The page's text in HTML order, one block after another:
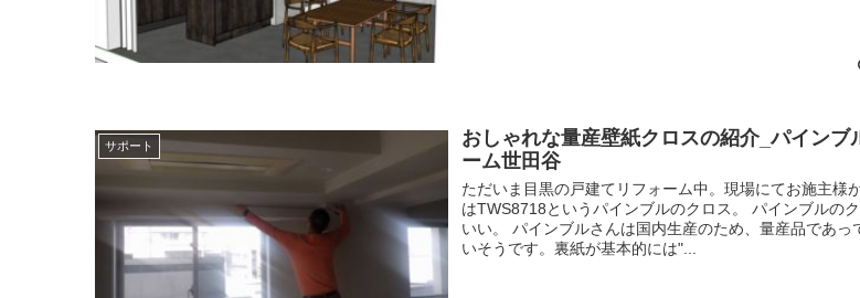
サポート
おしゃれな量産壁紙クロスの紹介_パインブ
ーム世田谷
ただいま目黒の戸建てリフォーム中。現場にてお施主様
はTWS8718というパインブルのクロス。 パインブルの
いい。 パインブルさんは国内生産のため、量産品であっ
いそうです。裏紙が基本的には"...